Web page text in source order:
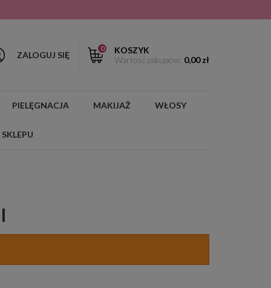
ZALOGUJ SIĘ
0
KOSZYK
Wartość zakupów: 0,00 zł
PIELĘGNACJA MAKIJAŻ WŁOSY